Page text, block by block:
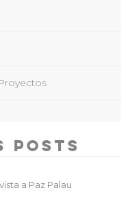
Posts
a Paz Palau